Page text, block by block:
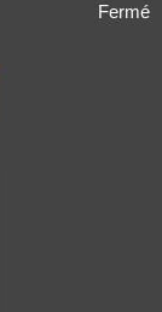
Fermé